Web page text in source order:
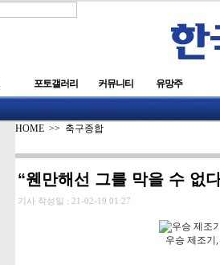
포토갤러리 커뮤니티 유망주
HOME >> 축구종합
“웬만해선 그를 막을 수 없
기사 작성일 : 21-02-19 01:27
우승 제조기